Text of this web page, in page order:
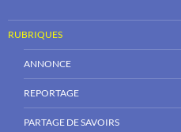
RUBRIQUES
ANNONCE
REPORTAGE
PARTAGE DE SAVOIRS